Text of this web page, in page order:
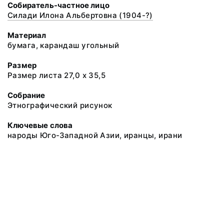
Собиратель-частное лицо
Силади Илона Альбертовна (1904-?)
Материал
бумага, карандаш угольный
Размер
Размер листа 27,0 х 35,5
Собрание
Этнографический рисунок
Ключевые слова
народы Юго-Западной Азии, иранцы, ирани